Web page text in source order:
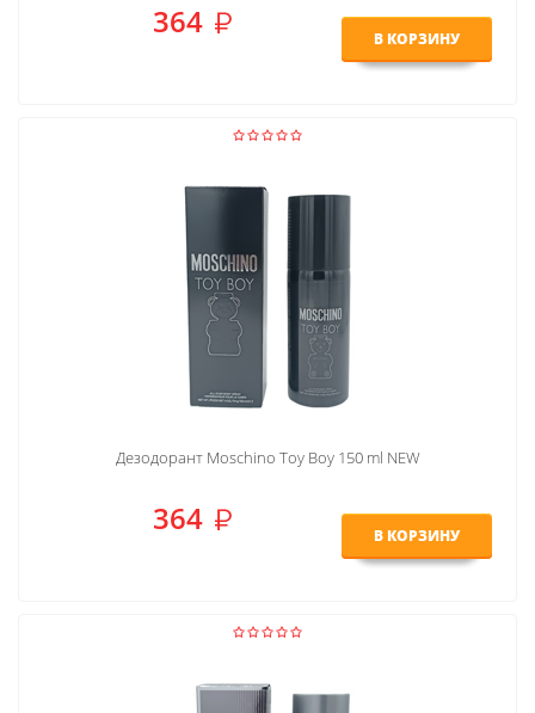
364 В КОРЗИНУ
Дезодорант Moschino Toy Boy 150 ml NEW
364 В КОРЗИНУ